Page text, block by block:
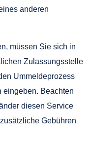
anderen
müssen Sie sich in
Zulassungsstelle
Ummeldeprozess
eingeben. Beachten
diesen Service
Gebühren